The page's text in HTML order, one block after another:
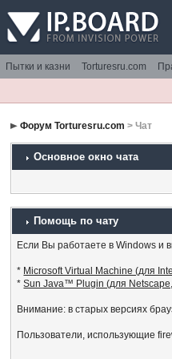
Пытки и казни Torturesru.com
Форум Torturesru.com > Чат
Основное окно чата
Помощь по чату
Если Вы работаете в Windows и
* Microsoft Virtual Machine (для
*Sun Java™ Plugin (для
Внимание: в старых версиях
Пользователи, использующие